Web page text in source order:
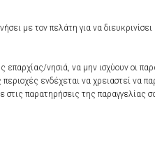
με τον πελάτη για να
νησιά, να μην ισχύουν οι
ενδέχεται να χρειαστεί να
παρατηρήσεις της παραγγελίας